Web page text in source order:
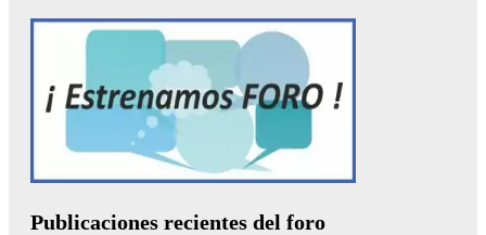
Publicaciones recientes del foro